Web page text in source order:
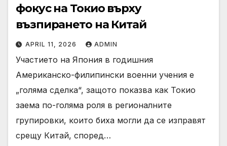
фокус на Токио върху
възпирането на Китай
APRIL 11, 2026 ADMIN
Участието на Япония в годишния
Американско-филипински военни учения е
„голяма сделка“, защото показва как Токио
заема по-голяма роля в регионалните
групировки, които биха могли да се изправят
срещу Китай, според…